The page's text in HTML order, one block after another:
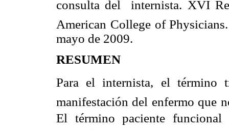
consulta del internista. XVI
American College of
mayo de 2009.
RESUMEN
Para el internista, el término
manifestación del enfermo que
El término paciente